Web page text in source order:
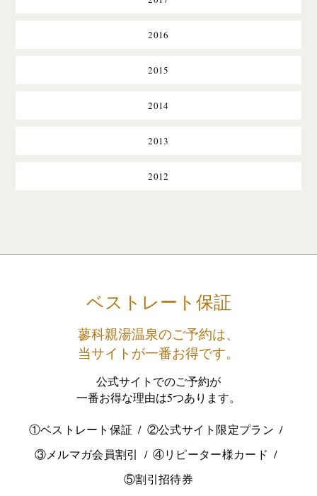
2016
2015
2014
2013
2012
ベストレート保証
蓼科親湯温泉のご予約は、
当サイトが一番お得です。
公式サイトでのご予約が
一番お得な理由は5つあります。
①ベストレート保証
②公式サイト限定プラン
③メルマガ会員割引
④リピーター様カード
⑤割引招待券